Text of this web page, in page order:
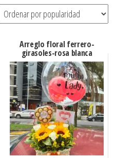
popularidad
Arreglo floral ferrero-
girasoles-rosa blanca